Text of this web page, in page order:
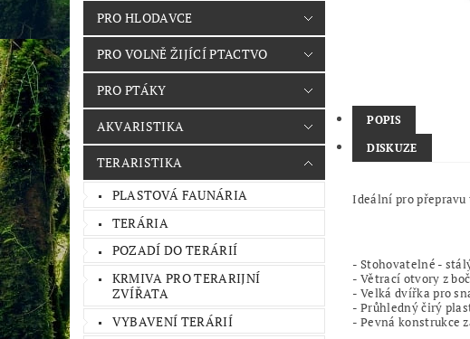
PRO HLODAVCE
PRO VOLNĚ ŽIJÍCÍ PTACTVO
PRO PTÁKY
AKVARISTIKA
TERARISTIKA
PLASTOVÁ FAUNÁRIA
TERÁRIA
POZADÍ DO TERÁRIÍ
KRMIVA PRO TERARIJNÍ
ZVÍŘATA
VYBAVENÍ TERÁRIÍ
POPIS
DISKUZE
Ideální pro
- Stohovatelné -
- Větrací otvory z
- Velká dvířka pro
- Průhledný čirý
- Pevná konstrukce